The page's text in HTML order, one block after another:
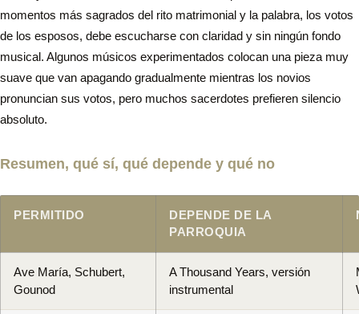
momentos más sagrados del rito matrimonial y la palabra, los votos
de los esposos, debe escucharse con claridad y sin ningún fondo
musical. Algunos músicos experimentados colocan una pieza muy
suave que van apagando gradualmente mientras los novios
pronuncian sus votos, pero muchos sacerdotes prefieren silencio
absoluto.
Resumen, qué sí, qué depende y qué no
PERMITIDO
DEPENDE DE LA
PARROQUIA
Ave María, Schubert,
Gounod
A Thousand Years, versión
instrumental